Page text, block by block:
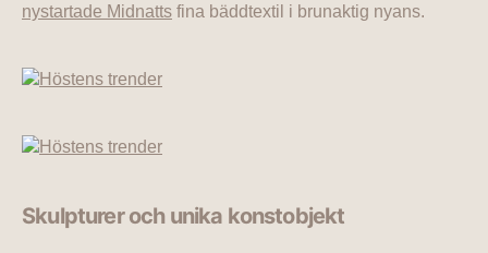
nystartade Midnatts fina bäddtextil i brunaktig nyans.
Skulpturer och unika konstobjekt